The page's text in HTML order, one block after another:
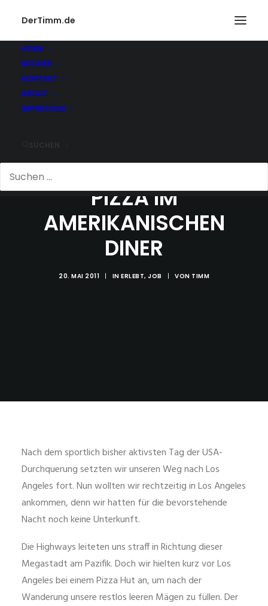
DerTimm.de
HOME
BÜCHER
KONTAKT
ABOUT
IMPRESSUM
DIE WAGENRAD-
PIZZA IM
AMERIKANISCHEN
DINER
20. MAI 2011 | IN ERLEBT, JOB | VON TIMM
Nach dem sportlich bisher aktivsten Tag der USA-
Durchquerung setzten wir unseren Weg nach Los
Angeles fort. Nun wollten wir rechtzeitig in Los Angeles
ankommen, denn wir hatten für die bevorstehende
Nacht noch keine Unterkunft.
Die Highways leiteten uns straff in Richtung dieser
Megastadt am Pazifik. Doch wir hielten kurz vor Los
Angeles bei einem Pizza Hut an, um nach der
Wanderung unsere restlos leeren Mägen zu füllen. Der